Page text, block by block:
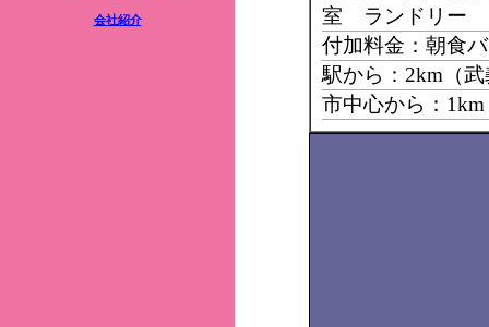
会社紹介
室 ランドリー
付加料金：朝食
駅から：2km（
市中心から：